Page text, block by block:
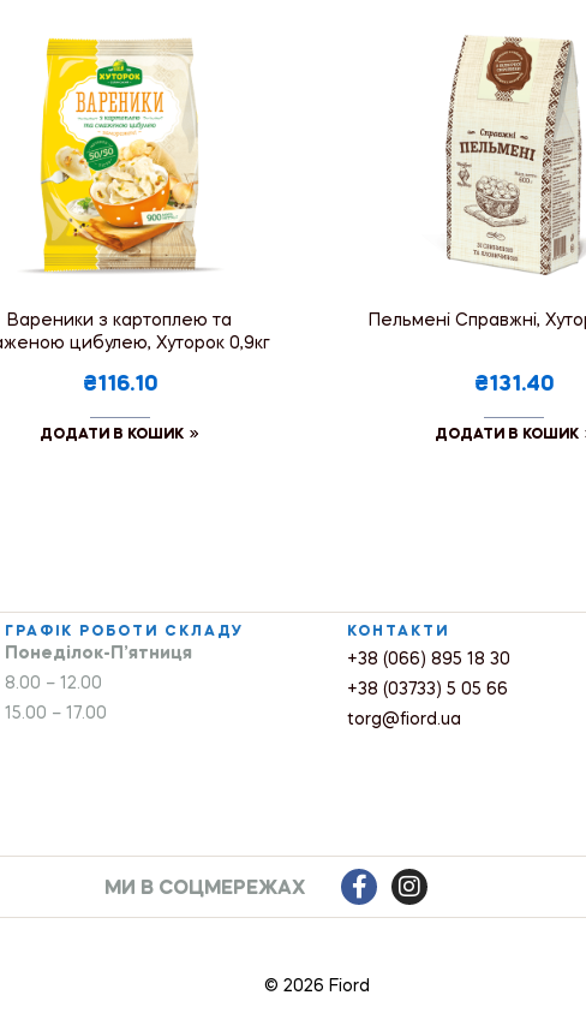
Вареники з картоплею та
цибулею, Хуторок 0,9кг
₴116.10
ДОДАТИ В КОШИК
Пельмені Справжні,
₴131.40
ДОДАТИ В КОШИК
ГРАФІК РОБОТИ СКЛАДУ
Понеділок-П’ятниця
8.00 – 12.00
15.00 – 17.00
КОНТАКТИ
+38 (066) 895 18 30
+38 (03733) 5 05 66
torg@fiord.ua
МИ В СОЦМЕРЕЖАХ
© 2026 Fiord